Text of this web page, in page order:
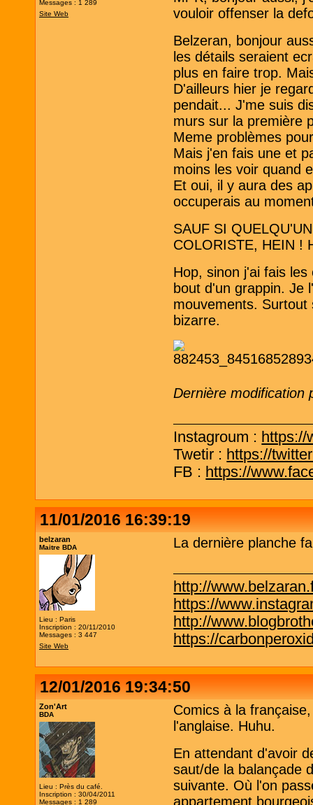
Messages : 1 289
Site Web
vouloir offenser la
Belzeran, bonjour
les détails seraient
plus en faire trop.
D'ailleurs hier je
pendait... J'me suis
murs sur la première
Meme problèmes
Mais j'en fais une et
moins les voir quand
Et oui, il y aura des
occuperais au
SAUF SI
COLORISTE, HEIN !
Hop, sinon j'ai fais
bout d'un grappin. Je
mouvements.
bizarre.
Dernière modification
Instagroum : https://
Twetir : https://
FB : https://
11/01/2016 16:39:19
belzaran
Maitre BDA
Lieu : Paris
Inscription : 20/11/2010
Messages : 3 447
Site Web
La dernière planche
http://
https://
http://
https://
12/01/2016 19:34:50
Zon'Art
BDA
Lieu : Près du café.
Inscription : 30/04/2011
Messages : 1 289
Comics à la
l'anglaise. Huhu.
En attendant d'avoir
saut/de la balançade
suivante. Où l'on
appartement